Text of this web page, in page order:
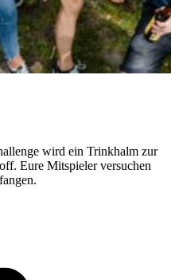
wird ein Trinkhalm zur
Eure Mit­spieler ver­suchen